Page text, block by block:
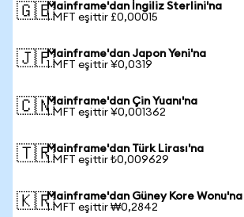
🇬🇧Mainframe'dan İngiliz Sterlini'na
1 MFT eşittir £0,00015
🇯🇵Mainframe'dan Japon Yeni'na
1 MFT eşittir ¥0,0319
🇨🇳Mainframe'dan Çin Yuanı'na
1 MFT eşittir ¥0,001362
🇹🇷Mainframe'dan Türk Lirası'na
1 MFT eşittir ₺0,009629
🇰🇷Mainframe'dan Güney Kore Wonu'na
1 MFT eşittir ₩0,2842